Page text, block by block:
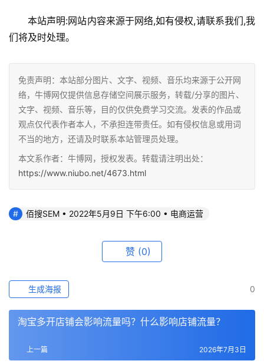
本站声明:网站内容来源于网络,如有侵权,请联系我们,我
们将及时处理。
免责声明：本站部分图片、文字、视频、音乐均来源于公开网
络，牛博网仅提供信息存储空间展示服务，转载/分享的图片、
文字、视频、音乐等，目的仅供免费学习交流。发表的作品或
观点仅代表作者本人，不承担连带责任。如有侵权信息或用词
不当的地方，还请及时联系本站管理员处理。
本文系作者：牛博网，授权发表。转载请注明出处：
https://www.niubo.net/4673.html
佰搜SEM • 2022年5月9日 下午6:00 • 电商运营
赞 (0)
0
生成海报
淘宝多开店铺会影响流量吗？什么影响店铺流量？
上一篇 2026年7月3日